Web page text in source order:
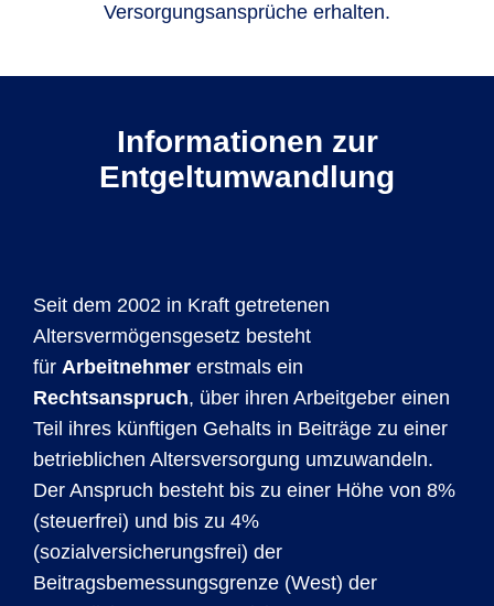
Versorgungsansprüche erhalten.
Informationen zur
Entgeltumwandlung
Seit dem 2002 in Kraft getretenen
Altersvermögensgesetz besteht
für Arbeitnehmer erstmals ein
Rechtsanspruch, über ihren Arbeitgeber einen
Teil ihres künftigen Gehalts in Beiträge zu einer
betrieblichen Altersversorgung umzuwandeln.
Der Anspruch besteht bis zu einer Höhe von 8%
(steuerfrei) und bis zu 4%
(sozialversicherungsfrei) der
Beitragsbemessungsgrenze (West) der